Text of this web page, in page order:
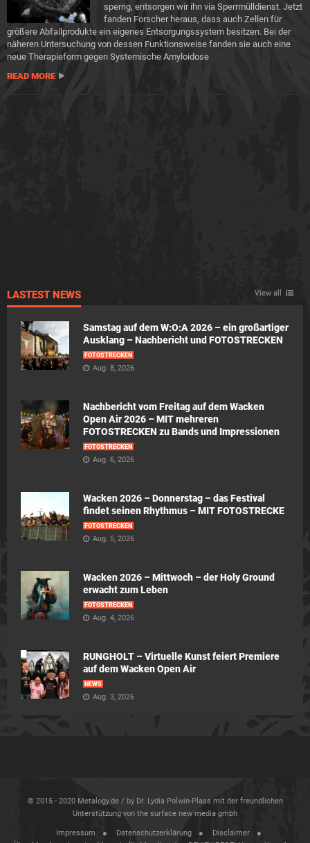
sperrig, entsorgen wir ihn via Sperrmülldienst. Jetzt
fanden Forscher heraus, dass auch Zellen für
größere Abfallprodukte ein eigenes Entsorgungssystem besitzen. Bei der
näheren Untersuchung von dessen Funktionsweise fanden sie auch eine
neue Therapieform gegen Systemische Amyloidose
READ MORE
LASTEST NEWS View all
Samstag auf dem W:O:A 2026 – ein großartiger
Ausklang – Nachbericht und FOTOSTRECKEN
FOTOSTRECKEN
Aug. 8, 2026
Nachbericht vom Freitag auf dem Wacken
Open Air 2026 – MIT mehreren
FOTOSTRECKEN zu Bands und Impressionen
FOTOSTRECKEN
Aug. 6, 2026
Wacken 2026 – Donnerstag – das Festival
findet seinen Rhythmus – MIT FOTOSTRECKE
FOTOSTRECKEN
Aug. 5, 2026
Wacken 2026 – Mittwoch – der Holy Ground
erwacht zum Leben
FOTOSTRECKEN
Aug. 4, 2026
RUNGHOLT – Virtuelle Kunst feiert Premiere
auf dem Wacken Open Air
NEWS
Aug. 3, 2026
© 2015 - 2020 Metalogy.de / by Dr. Lydia Polwin-Plass mit der freundlichen
Unterstützung von the surface new media gmbh
Impressum Datenschutzerklärung
Disclaimer